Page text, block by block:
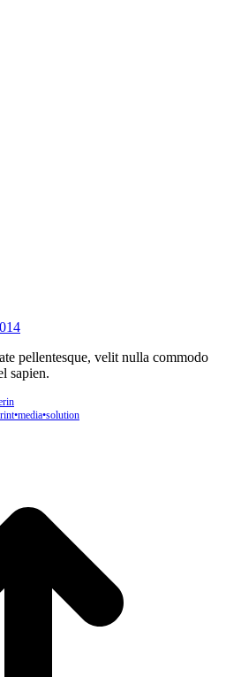
pellentesque, velit nulla commodo
sapien.